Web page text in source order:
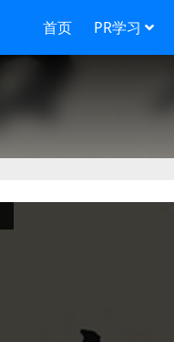
首页 PR学习